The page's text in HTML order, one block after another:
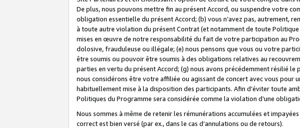
De plus, nous pouvons mettre fin au présent Accord, ou suspendre votre
obligation essentielle du présent Accord; (b) vous n’avez pas, autrement,
à toute autre violation du présent Contrat (et notamment de toute
mises en œuvre de notre responsabilité du fait de votre participation au
dolosive, frauduleuse ou illégale; (e) nous pensons que vous ou votre
être soumis ou pouvoir être soumis à des obligations relatives au
parties en vertu du présent Accord; (g) nous avons précédemment résilié
nous considérons être votre affiliée ou agissant de concert avec vous pour
habituellement mise à la disposition des participants. Afin d’éviter toute
Politiques du Programme sera considérée comme la violation d’une
Nous sommes à même de retenir les rémunérations accumulées et
correct est bien versé (par ex., dans le cas d’annulations ou de retours).